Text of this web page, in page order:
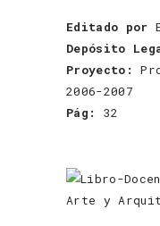
Editado por
Depósito
Proyecto:
2006-2007
Pág:
32